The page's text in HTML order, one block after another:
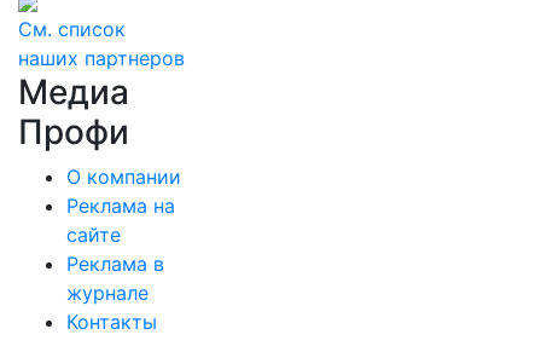
См. список
наших партнеров
Медиа
Профи
О компании
Реклама на
сайте
Реклама в
журнале
Контакты